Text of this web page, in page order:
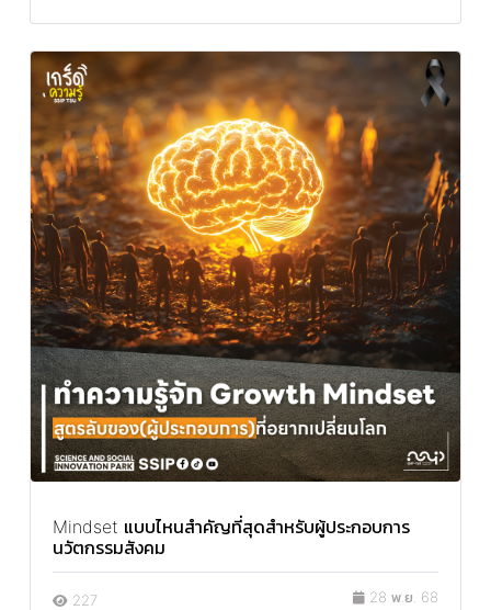
Mindset แบบไหนสำคัญที่สุดสำหรับผู้ประกอบการ
นวัตกรรมสังคม
227 28 พ.ย. 68